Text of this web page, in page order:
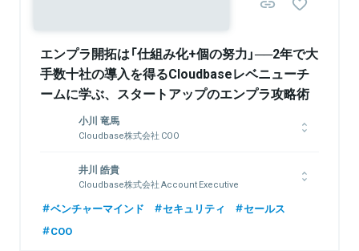
エンプラ開拓は「仕組み化+個の努力」──2年で大
手数十社の導入を得るCloudbaseレベニューチ
ームに学ぶ、スタートアップのエンプラ攻略術
小川 竜馬
Cloudbase株式会社 COO
TMTカバレッジチームにて、グローバルIPOやM&A案件に従
事。2022年3月よりCloudbaseにジョイン。営業・資金調達を
はじめとし、プロダクト開発以外の業務を広く担当。
井川 皓貴
Cloudbase株式会社 Account Executive
一橋大学卒業後、株式会社IHIや株式会社スマートキャンパス、
げ、執行役員COOとして経営全般に関わるなど幅広い経験を持
ベンチャーマインド セキュリティ
セールス
COO